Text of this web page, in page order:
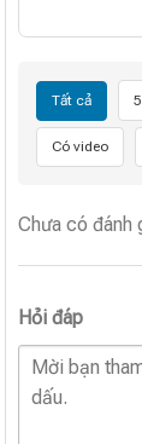
Tất cả 5
Có video
Chưa có đánh
Hỏi đáp